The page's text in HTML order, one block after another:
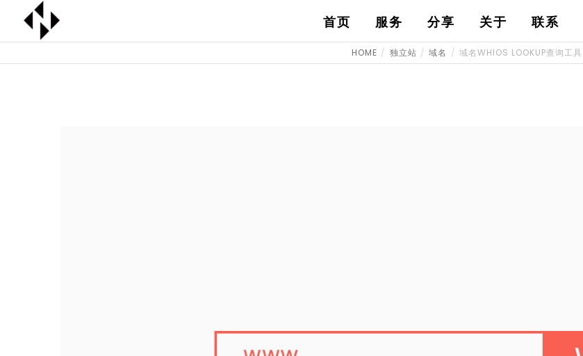
首页 服务 分享 关于 联系
HOME 独立站 域名 域名WHIOS LOOKUP查询工具